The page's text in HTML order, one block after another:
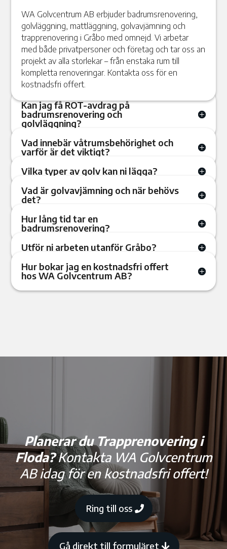
WA Golvcentrum AB erbjuder badrumsrenovering,
golvläggning, mattläggning, golvavjämning och
trapprenovering i Gråbo med omnejd. Vi arbetar
med både privatpersoner och företag och tar oss an
projekt av alla storlekar – från enstaka rum till
kompletta renoveringar. Kontakta oss för en
kostnadsfri offert.
Kan jag få ROT-avdrag på
badrumsrenovering och
golvläggning?
Vad innebär våtrumsbehörighet och
varför är det viktigt?
Vilka typer av golv kan ni lägga?
Vad är golvavjämning och när behövs
det?
Hur lång tid tar en
badrumsrenovering?
Utför ni arbeten utanför Gråbo?
Hur bokar jag en kostnadsfri offert
hos WA Golvcentrum AB?
Planerar du Trapprenovering i
Floda?Kontakta WA Golvcentrum
AB idag för en kostnadsfri offert!
Ring till oss
Gå direkt till formuläret